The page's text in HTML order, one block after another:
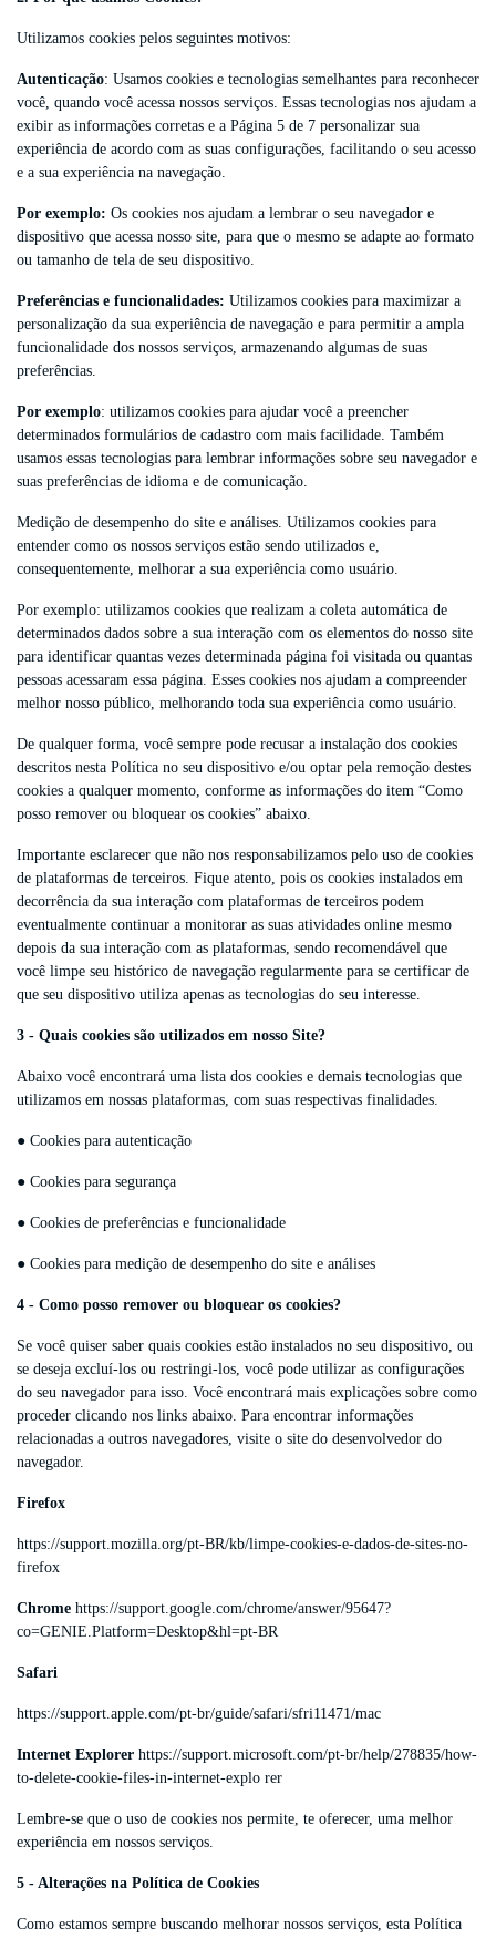
Utilizamos cookies pelos seguintes motivos:
Autenticação: Usamos cookies e tecnologias semelhantes para reconhecer
você, quando você acessa nossos serviços. Essas tecnologias nos ajudam a
exibir as informações corretas e a Página 5 de 7 personalizar sua
experiência de acordo com as suas configurações, facilitando o seu acesso
e a sua experiência na navegação.
Por exemplo: Os cookies nos ajudam a lembrar o seu navegador e
dispositivo que acessa nosso site, para que o mesmo se adapte ao formato
ou tamanho de tela de seu dispositivo.
Preferências e funcionalidades: Utilizamos cookies para maximizar a
personalização da sua experiência de navegação e para permitir a ampla
funcionalidade dos nossos serviços, armazenando algumas de suas
preferências.
Por exemplo: utilizamos cookies para ajudar você a preencher
determinados formulários de cadastro com mais facilidade. Também
usamos essas tecnologias para lembrar informações sobre seu navegador e
suas preferências de idioma e de comunicação.
Medição de desempenho do site e análises. Utilizamos cookies para
entender como os nossos serviços estão sendo utilizados e,
consequentemente, melhorar a sua experiência como usuário.
Por exemplo: utilizamos cookies que realizam a coleta automática de
determinados dados sobre a sua interação com os elementos do nosso site
para identificar quantas vezes determinada página foi visitada ou quantas
pessoas acessaram essa página. Esses cookies nos ajudam a compreender
melhor nosso público, melhorando toda sua experiência como usuário.
De qualquer forma, você sempre pode recusar a instalação dos cookies
descritos nesta Política no seu dispositivo e/ou optar pela remoção destes
cookies a qualquer momento, conforme as informações do item “Como
posso remover ou bloquear os cookies” abaixo.
Importante esclarecer que não nos responsabilizamos pelo uso de cookies
de plataformas de terceiros. Fique atento, pois os cookies instalados em
decorrência da sua interação com plataformas de terceiros podem
eventualmente continuar a monitorar as suas atividades online mesmo
depois da sua interação com as plataformas, sendo recomendável que
você limpe seu histórico de navegação regularmente para se certificar de
que seu dispositivo utiliza apenas as tecnologias do seu interesse.
3 - Quais cookies são utilizados em nosso Site?
Abaixo você encontrará uma lista dos cookies e demais tecnologias que
utilizamos em nossas plataformas, com suas respectivas finalidades.
● Cookies para autenticação
● Cookies para segurança
● Cookies de preferências e funcionalidade
● Cookies para medição de desempenho do site e análises
4 - Como posso remover ou bloquear os cookies?
Se você quiser saber quais cookies estão instalados no seu dispositivo, ou
se deseja excluí-los ou restringi-los, você pode utilizar as configurações
do seu navegador para isso. Você encontrará mais explicações sobre como
proceder clicando nos links abaixo. Para encontrar informações
relacionadas a outros navegadores, visite o site do desenvolvedor do
navegador.
Firefox
https://support.mozilla.org/pt-BR/kb/limpe-cookies-e-dados-de-sites-no-
firefox
Chrome https://support.google.com/chrome/answer/95647?
co=GENIE.Platform=Desktop&hl=pt-BR
Safari
https://support.apple.com/pt-br/guide/safari/sfri11471/mac
Internet Explorer https://support.microsoft.com/pt-br/help/278835/how-
to-delete-cookie-files-in-internet-explo rer
Lembre-se que o uso de cookies nos permite, te oferecer, uma melhor
experiência em nossos serviços.
5 - Alterações na Política de Cookies
Como estamos sempre buscando melhorar nossos serviços, esta Política